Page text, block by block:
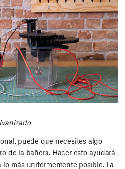
puede que necesites algo
de la bañera. Hacer esto ayudará
más uniformemente posible. La